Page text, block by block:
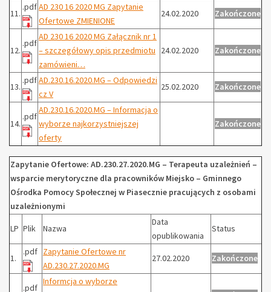
11.
.pdfAD 230 16 2020 MG Zapytanie
Ofertowe ZMIENIONE
24.02.2020 Zakończone
12.
.pdf
AD 230 16 2020 MG Załącznik nr 1
– szczegółowy opis przedmiotu
zamówieni…
24.02.2020 Zakończone
13.
.pdfAD.230.16.2020.MG – Odpowiedzi
cz V
25.02.2020 Zakończone
14.
.pdf
AD.230.16.2020.MG – Informacja o
wyborze najkorzystniejszej
oferty
Zakończone
Zapytanie Ofertowe: AD.230.27.2020.MG – Terapeuta uzależnień –
wsparcie merytoryczne dla pracowników Miejsko – Gminnego
Ośrodka Pomocy Społecznej w Piasecznie pracujących z osobami
uzależnionymi
LP Plik Nazwa
Data
opublikowania
Status
1.
.pdf Zapytanie Ofertowe nr
AD.230.27.2020.MG
27.02.2020 Zakończone
.pdf
Informcja o wyborze